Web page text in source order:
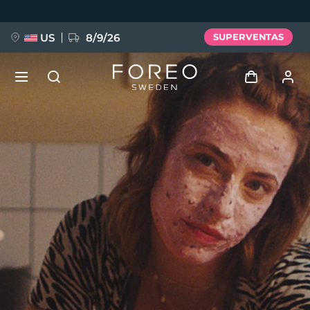
US 8/9/26 SUPERVENTAS
Iniciar sesión
Perfil de usuario
Mis dispositivos
Mis pedidos
Mis direcciones
Mis suscripciones
FAQ™ Pure Beauty-Tech Elixir
BREAKING NEWS
issa™ Teeth Whitening Set
Idioma
Deutsch
Español
Français
Italiano
Português
Polski
Svenska
Русский
Türkçe
简体中文 繁體中文